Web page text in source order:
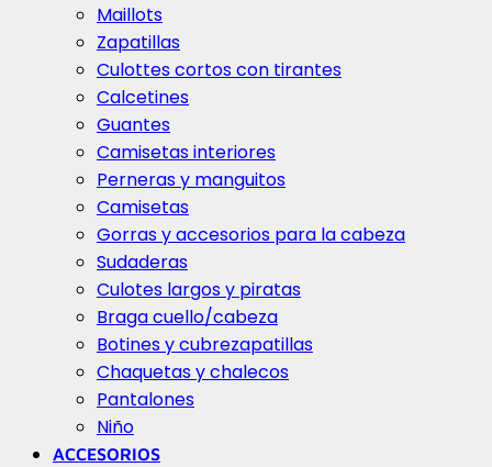
Maillots
Zapatillas
Culottes cortos con tirantes
Calcetines
Guantes
Camisetas interiores
Perneras y manguitos
Camisetas
Gorras y accesorios para la cabeza
Sudaderas
Culotes largos y piratas
Braga cuello/cabeza
Botines y cubrezapatillas
Chaquetas y chalecos
Pantalones
Niño
ACCESORIOS